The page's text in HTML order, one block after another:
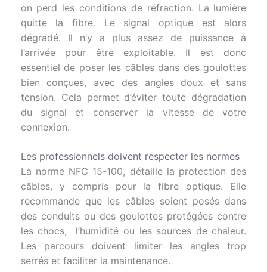
on perd les conditions de réfraction. La lumière
quitte la fibre. Le signal optique est alors
dégradé. Il n’y a plus assez de puissance à
l’arrivée pour être exploitable. Il est donc
essentiel de poser les câbles dans des goulottes
bien conçues, avec des angles doux et sans
tension. Cela permet d’éviter toute dégradation
du signal et conserver la vitesse de votre
connexion.
Les professionnels doivent respecter les normes
La norme NFC 15-100, détaille la protection des
câbles, y compris pour la fibre optique. Elle
recommande que les câbles soient posés dans
des conduits ou des goulottes protégées contre
les chocs, l’humidité ou les sources de chaleur.
Les parcours doivent limiter les angles trop
serrés et faciliter la maintenance.